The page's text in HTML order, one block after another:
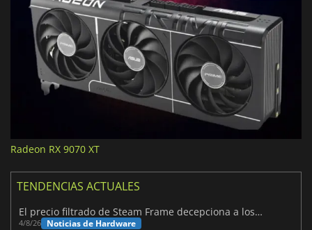
Radeon RX 9070 XT
TENDENCIAS ACTUALES
El precio filtrado de Steam Frame decepciona a los usuarios
4/8/26 Noticias de Hardware